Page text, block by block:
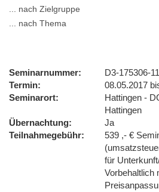
... nach Zielgruppe
... nach Thema
Seminarnummer
D3-175306-
Termin
08.05.2017
Seminarort
Hattingen -
Hattingen
Übernachtung
Ja
Teilnahmegebühr
539 ,- €
für
Vorbehaltlich